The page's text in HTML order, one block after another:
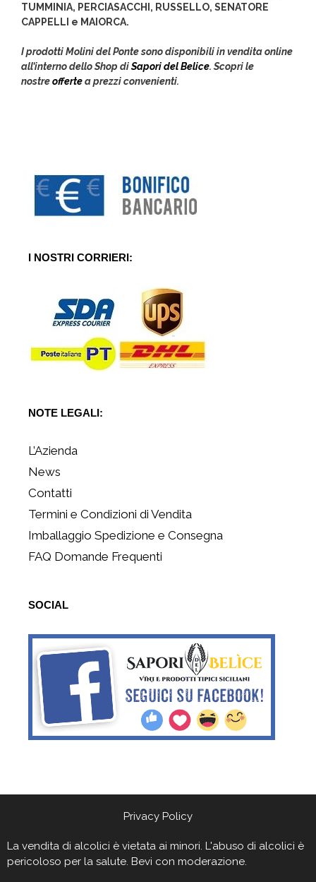
TUMMINIA, PERCIASACCHI, RUSSELLO, SENATORE
CAPPELLI e MAIORCA.
I prodotti Molini del Ponte sono disponibili in vendita online
all’interno dello Shop diSapori del Belice. Scopri le
nostreoffertea prezzi convenienti.
I NOSTRI CORRIERI:
NOTE LEGALI:
L’Azienda
News
Contatti
Termini e Condizioni di Vendita
Imballaggio Spedizione e Consegna
FAQ Domande Frequenti
SOCIAL
Privacy Policy
La vendita di alcolici è vietata ai minori. L'abuso di alcolici è
pericoloso per la salute. Bevi con moderazione.